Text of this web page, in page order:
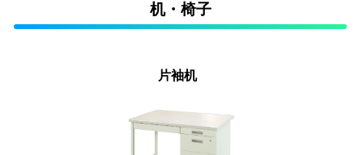
机・椅子
片袖机